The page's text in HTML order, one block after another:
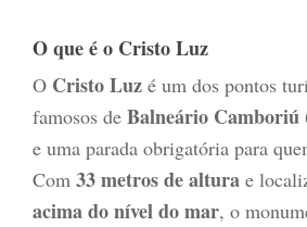
O que é o Cristo Luz
O Cristo Luz é um dos pontos
famosos de Balneário Camboriú
e uma parada obrigatória para
Com 33 metros de altura e
acima do nível do mar, o